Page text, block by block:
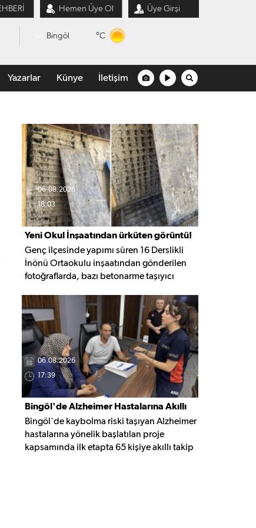
Hemen Üye Ol Üye Girşi
Bingöl °C
Yazarlar Künye İletişim
06.08.2026
18:03
Yeni Okul İnşaatından ürküten görüntü!
Genç ilçesinde yapımı süren 16 Derslikli
İnönü Ortaokulu inşaatından gönderilen
fotoğraflarda, bazı betonarme taşıyıcı
donatı demirleri görülüyor. Görüntüler,
yapı kalitesine ilişkin soru işaretleri
oluştururken, yetkili kurumların teknik
inceleme yapması çağrısı yapıldı.
06.08.2026
17:39
Bingöl'de Alzheimer Hastalarına Akıllı
Takip Desteği
Bingöl'de kaybolma riski taşıyan Alzheimer
hastalarına yönelik başlatılan proje
kapsamında ilk etapta 65 kişiye akıllı takip